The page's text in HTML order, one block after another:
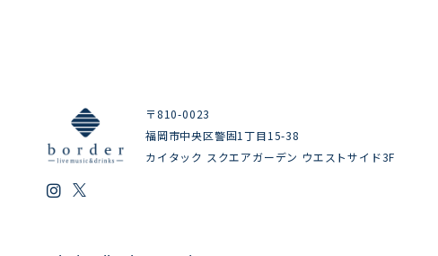
〒810-0023
福岡市中央区警固1丁目15-38
カイタック スクエアガーデン ウエストサイド3F